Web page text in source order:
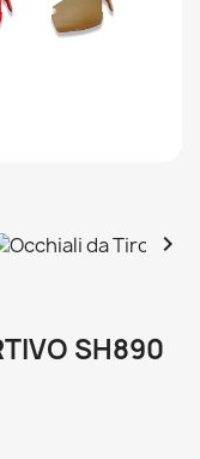

SH890